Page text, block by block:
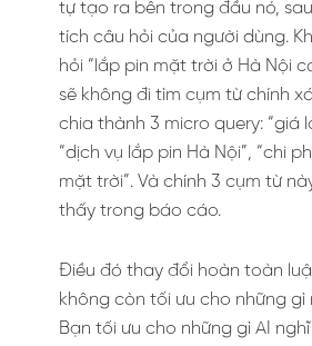
tự tạo ra bên trong đầu nó,
tích câu hỏi của người dùng.
hỏi “lắp pin mặt trời ở Hà Nội
sẽ không đi tìm cụm từ chính
chia thành 3 micro query: “giá
“dịch vụ lắp pin Hà Nội”, “chi
mặt trời”. Và chính 3 cụm từ
thấy trong báo cáo.
Điều đó thay đổi hoàn toàn
không còn tối ưu cho những gì
Bạn tối ưu cho những gì AI